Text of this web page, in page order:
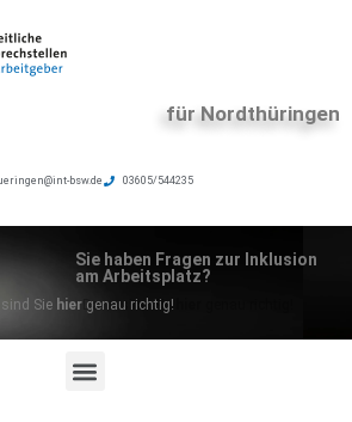
für Nordthüringen
bsw.de 03605/544235
Sie haben Fragen zur Inklusion
am Arbeitsplatz?
Sie hier genau richtig!